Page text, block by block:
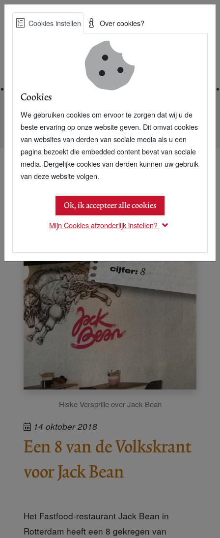
Skip
Best Practices voor een duurzame toekomst
Nieuwsarchief
Een 8 van de Volkskrant voor Jack Bean
Hiske Versprille over Jack Bean
14 oktober 2018
Een 8 van de Volkskrant
voor Jack Bean
Het Fastfood-restaurant Jack Bean in
Rotterdam heeft een 8 gekregen van
Cookies instellen Over cookies?
Cookies
We gebruiken cookies om ervoor te zorgen dat wij u de
beste ervaring op onze website geven. Dit omvat cookies
van websites van derden van sociale media als u een
pagina bezoekt die embedded content bevat van sociale
media. Dergelijke cookies van derden kunnen uw gebruik
van deze website volgen.
Ok, ik accepteer alle cookies
Mijn Cookies afzonderlijk instellen?